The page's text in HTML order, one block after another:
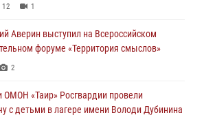
проведения матчевого турнира на Кубок
7
комендатура Росгвардии отмечает день
12 1
Аверин выступил на Всероссийском
форуме «Территория смыслов»
2
ОМОН «Таир» Росгвардии провели
с детьми в лагере имени Володи Дубинина